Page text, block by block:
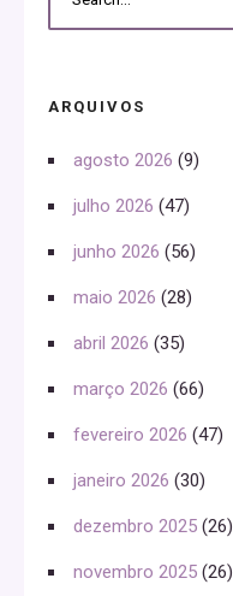
ARQUIVOS
agosto 2026 (9)
julho 2026 (47)
junho 2026 (56)
maio 2026 (28)
abril 2026 (35)
março 2026 (66)
fevereiro 2026 (47)
janeiro 2026 (30)
dezembro 2025 (26)
novembro 2025 (26)